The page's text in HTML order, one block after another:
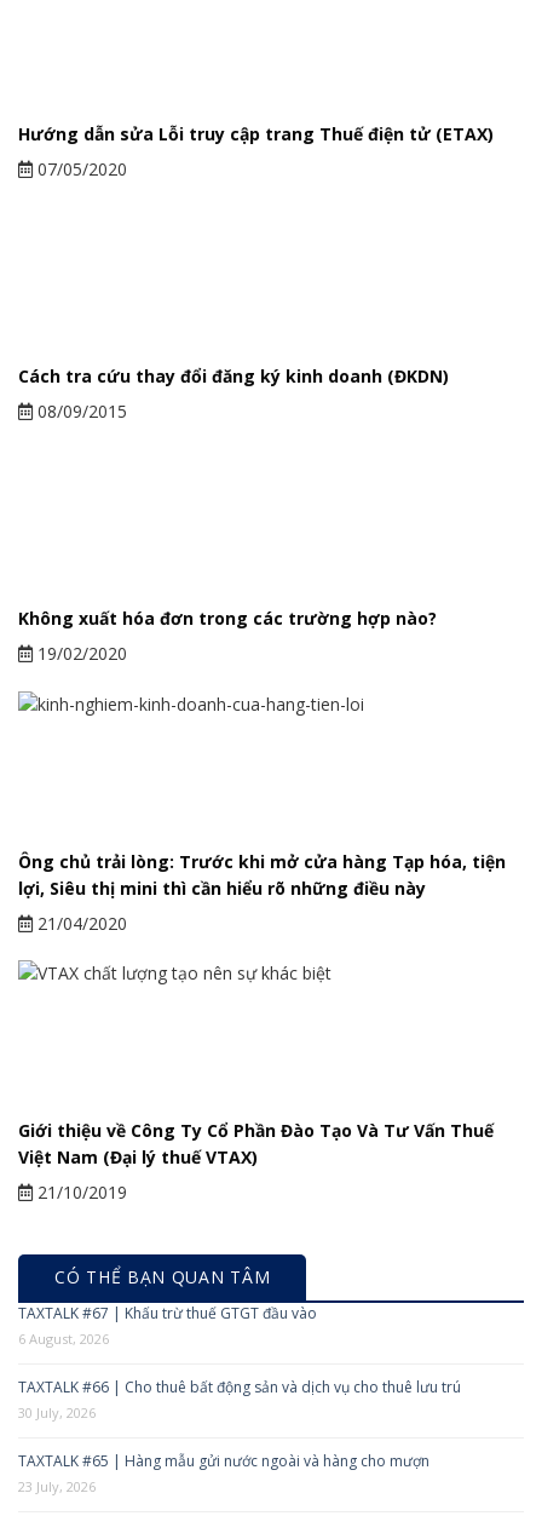
Hướng dẫn sửa Lỗi truy cập trang Thuế điện tử (ETAX)
07/05/2020
Cách tra cứu thay đổi đăng ký kinh doanh (ĐKDN)
08/09/2015
Không xuất hóa đơn trong các trường hợp nào?
19/02/2020
Ông chủ trải lòng: Trước khi mở cửa hàng Tạp hóa, tiện
lợi, Siêu thị mini thì cần hiểu rõ những điều này
21/04/2020
Giới thiệu về Công Ty Cổ Phần Đào Tạo Và Tư Vấn Thuế
Việt Nam (Đại lý thuế VTAX)
21/10/2019
CÓ THỂ BẠN QUAN TÂM
TAXTALK #67 | Khấu trừ thuế GTGT đầu vào
6 August, 2026
TAXTALK #66 | Cho thuê bất động sản và dịch vụ cho thuê lưu trú
30 July, 2026
TAXTALK #65 | Hàng mẫu gửi nước ngoài và hàng cho mượn
23 July, 2026